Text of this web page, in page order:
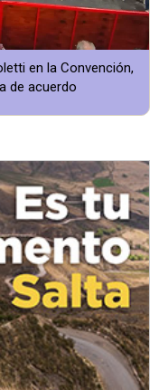
en la Convención,
de acuerdo